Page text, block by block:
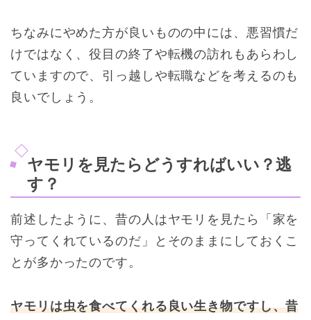
ちなみにやめた方が良いものの中には、悪習慣だ
けではなく、役目の終了や転機の訪れもあらわし
ていますので、引っ越しや転職などを考えるのも
良いでしょう。
ヤモリを見たらどうすればいい？逃
す？
前述したように、昔の人はヤモリを見たら「家を
守ってくれているのだ」とそのままにしておくこ
とが多かったのです。
ヤモリは虫を食べてくれる良い生き物ですし、昔